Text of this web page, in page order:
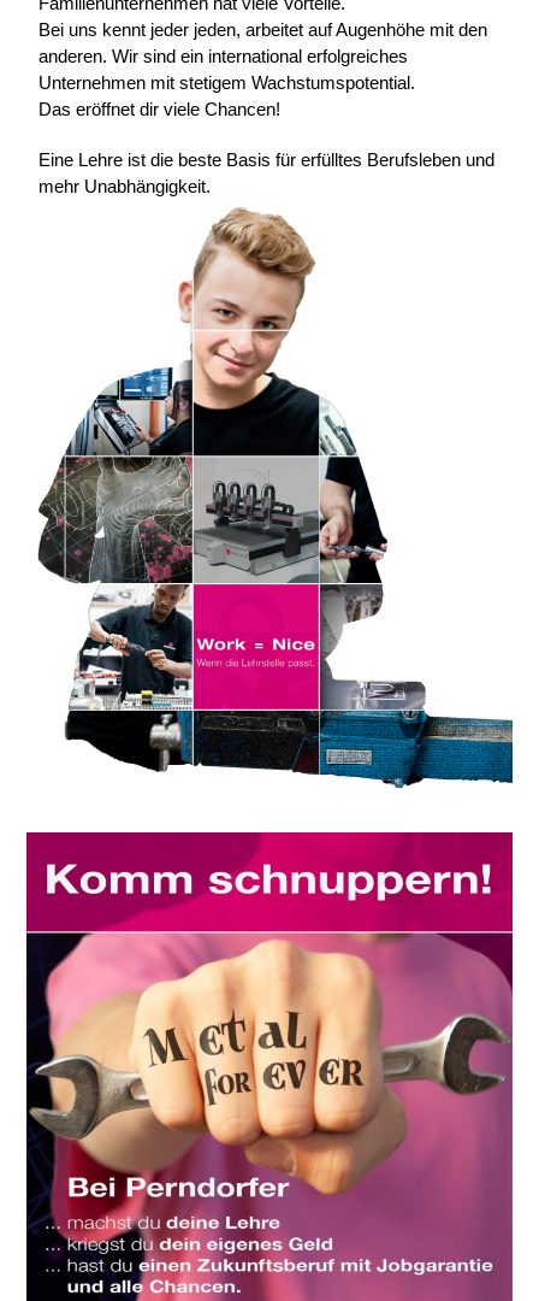
Bei uns kennt jeder jeden, arbeitet auf Augenhöhe mit den
anderen. Wir sind ein international erfolgreiches
Unternehmen mit stetigem Wachstumspotential.
Das eröffnet dir viele Chancen!
Eine Lehre ist die beste Basis für erfülltes Berufsleben und
mehr Unabhängigkeit.